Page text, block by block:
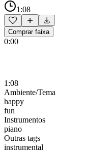
1:08
Comprar faixa
0:00
1:08
Ambiente/Tema
happy
fun
Instrumentos
piano
Outras tags
instrumental